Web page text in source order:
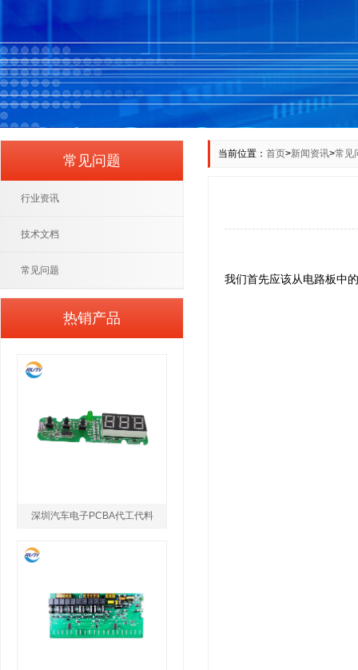
当前位置： 首页>新闻资讯>常见
我们首先应该从电路板中
常见问题
行业资讯
技术文档
常见问题
热销产品
深圳汽车电子PCBA代工代料